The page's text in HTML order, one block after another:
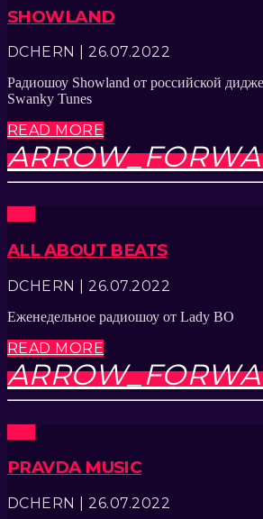
SHOWLAND
DCHERN | 26.07.2022
Радиошоу Showland от российской
Swanky Tunes
READ MORE
ALL ABOUT BEATS
DCHERN | 26.07.2022
Еженедельное радиошоу от Lady BO
READ MORE
PRAVDA MUSIC
DCHERN | 26.07.2022